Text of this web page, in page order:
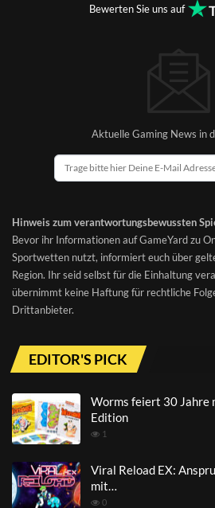
Bewerten Sie uns auf
Aktuelle Gaming News in
Hinweis zum verantwortungsbewussten
Bevor ihr Informationen auf GameYard zu
Sportwetten nutzt, informiert euch über
Region. Ihr seid selbst für die Einhaltung
übernimmt keine Haftung für rechtliche
Drittanbieter.
EDITOR'S PICK
Worms feiert 30
Edition
1
Viral Reload EX:
mit…
0